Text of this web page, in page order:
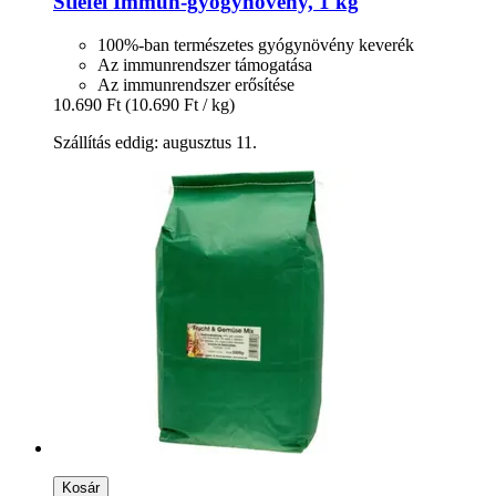
100%-ban természetes gyógynövény keverék
Az immunrendszer támogatása
Az immunrendszer erősítése
10.690 Ft (10.690 Ft / kg)
Szállítás eddig: augusztus 11.
Kosár